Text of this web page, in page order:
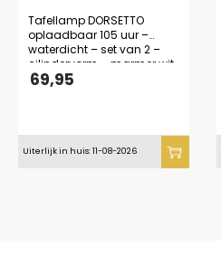
Tafellamp DORSETTO
oplaadbaar 105 uur –
waterdicht – set van 2 –
cilindervorm – marmer wit
grijs houtlook – met
69,95
Uiterlijk in huis: 11-08-2026